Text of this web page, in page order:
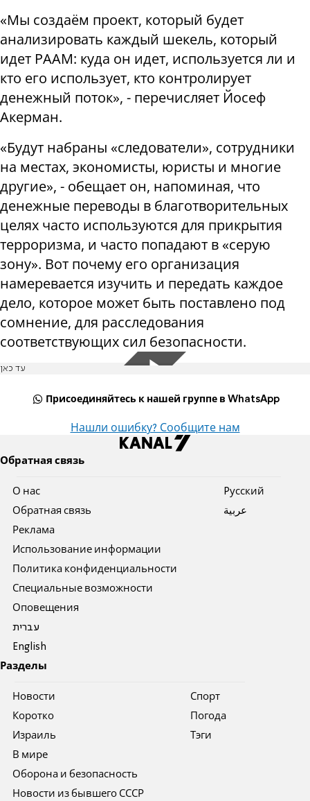
«Мы создаём проект, который будет
анализировать каждый шекель, который
идет РААМ: куда он идет, используется ли и
кто его использует, кто контролирует
денежный поток», - перечисляет Йосеф
Акерман.
«Будут набраны «следователи», сотрудники
на местах, экономисты, юристы и многие
другие», - обещает он, напоминая, что
денежные переводы в благотворительных
целях часто используются для прикрытия
терроризма, и часто попадают в «серую
зону». Вот почему его организация
намеревается изучить и передать каждое
дело, которое может быть поставлено под
сомнение, для расследования
соответствующих сил безопасности.
עד כאן
Присоединяйтесь к нашей группе в WhatsApp
Нашли ошибку? Сообщите нам
Обратная связь
О нас
Обратная связь
Реклама
Использование информации
Политика конфиденциальности
Специальные возможности
Оповещения
עברית
English
Pусский
عربية
Разделы
Новости
Коротко
Израиль
В мире
Оборона и безопасность
Новости из бывшего СССР
Спорт
Погода
Тэги